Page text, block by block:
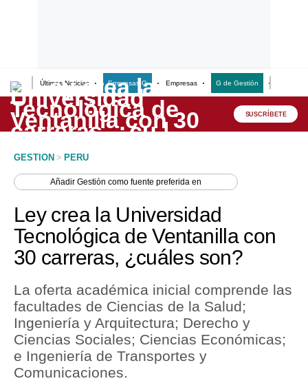
Últimas Noticias Empresas G Empresas G de Gestión
Lo último
Peru Quiosco
Economía
Mercados
Política
Tu Dinero
Finanzas Personales
SUSCRÍBETE
GESTION > PERU
AñadirGestión como fuente preferida en
Ley crea la Universidad
Tecnológica de Ventanilla con
30 carreras, ¿cuáles son?
La oferta académica inicial comprende las
facultades de Ciencias de la Salud;
Ingeniería y Arquitectura; Derecho y
Ciencias Sociales; Ciencias Económicas;
e Ingeniería de Transportes y
Comunicaciones.